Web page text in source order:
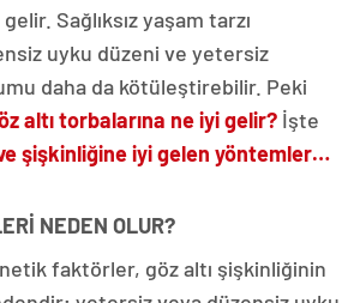
Sağlıksız yaşam tarzı
uyku düzeni ve yetersiz
daha da kötüleştirebilir. Peki
altı torbalarına ne iyi gelir? İşte
şişkinliğine iyi gelen yöntemler…
NEDEN OLUR?
faktörler, göz altı şişkinliğinin